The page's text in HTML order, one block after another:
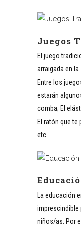
Juegos
El juego
arraigada en
Entre los
estarán
comba; El
El ratón que
etc.
La educación
imprescindible
niños/as. Por